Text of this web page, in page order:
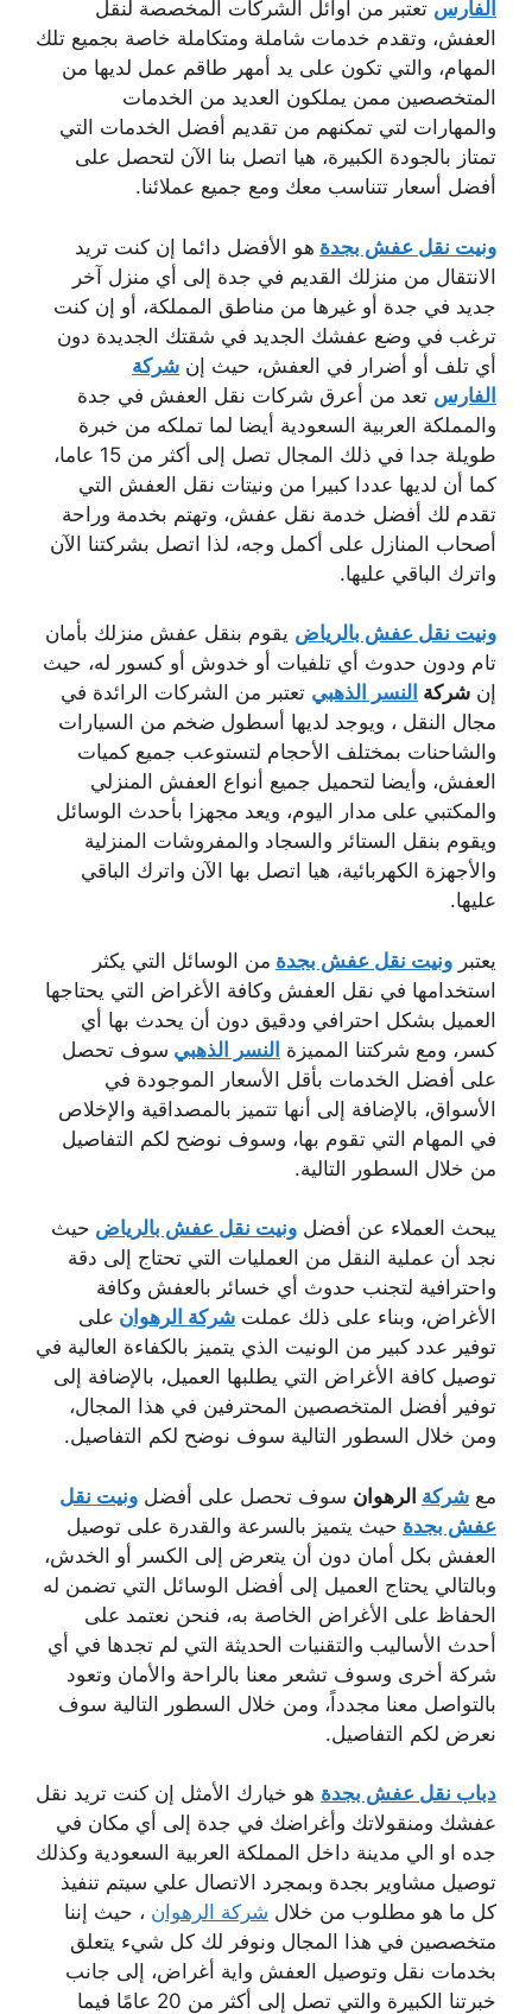
الفارس تعتبر من أوائل الشركات المخصصة لنقل
العفش، وتقدم خدمات شاملة ومتكاملة خاصة بجميع تلك
المهام، والتي تكون على يد أمهر طاقم عمل لديها من
المتخصصين ممن يملكون العديد من الخدمات
والمهارات لتي تمكنهم من تقديم أفضل الخدمات التي
تمتاز بالجودة الكبيرة، هيا اتصل بنا الآن لتحصل على
أفضل أسعار تتناسب معك ومع جميع عملائنا.
ونيت نقل عفش بجدة هو الأفضل دائما إن كنت تريد
الانتقال من منزلك القديم في جدة إلى أي منزل آخر
جديد في جدة أو غيرها من مناطق المملكة، أو إن كنت
ترغب في وضع عفشك الجديد في شقتك الجديدة دون
أي تلف أو أضرار في العفش، حيث إن شركة
الفارس تعد من أعرق شركات نقل العفش في جدة
والمملكة العربية السعودية أيضا لما تملكه من خبرة
طويلة جدا في ذلك المجال تصل إلى أكثر من 15 عاما،
كما أن لديها عددا كبيرا من ونيتات نقل العفش التي
تقدم لك أفضل خدمة نقل عفش، وتهتم بخدمة وراحة
أصحاب المنازل على أكمل وجه، لذا اتصل بشركتنا الآن
واترك الباقي عليها.
ونيت نقل عفش بالرياض يقوم بنقل عفش منزلك بأمان
تام ودون حدوث أي تلفيات أو خدوش أو كسور له، حيث
إن شركة النسر الذهبي تعتبر من الشركات الرائدة في
مجال النقل ، ويوجد لديها أسطول ضخم من السيارات
والشاحنات بمختلف الأحجام لتستوعب جميع كميات
العفش، وأيضا لتحميل جميع أنواع العفش المنزلي
والمكتبي على مدار اليوم، ويعد مجهزا بأحدث الوسائل
ويقوم بنقل الستائر والسجاد والمفروشات المنزلية
والأجهزة الكهربائية، هيا اتصل بها الآن واترك الباقي
عليها.
يعتبر ونيت نقل عفش بجدة من الوسائل التي يكثر
استخدامها في نقل العفش وكافة الأغراض التي يحتاجها
العميل بشكل احترافي ودقيق دون أن يحدث بها أي
كسر، ومع شركتنا المميزة النسر الذهبي سوف تحصل
على أفضل الخدمات بأقل الأسعار الموجودة في
الأسواق، بالإضافة إلى أنها تتميز بالمصداقية والإخلاص
في المهام التي تقوم بها، وسوف نوضح لكم التفاصيل
من خلال السطور التالية.
يبحث العملاء عن أفضل ونيت نقل عفش بالرياض حيث
نجد أن عملية النقل من العمليات التي تحتاج إلى دقة
واحترافية لتجنب حدوث أي خسائر بالعفش وكافة
الأغراض، وبناء على ذلك عملت شركة الرهوان على
توفير عدد كبير من الونيت الذي يتميز بالكفاءة العالية في
توصيل كافة الأغراض التي يطلبها العميل، بالإضافة إلى
توفير أفضل المتخصصين المحترفين في هذا المجال،
ومن خلال السطور التالية سوف نوضح لكم التفاصيل.
مع شركة الرهوان سوف تحصل على أفضل ونيت نقل
عفش بجدة حيث يتميز بالسرعة والقدرة على توصيل
العفش بكل أمان دون أن يتعرض إلى الكسر أو الخدش،
وبالتالي يحتاج العميل إلى أفضل الوسائل التي تضمن له
الحفاظ على الأغراض الخاصة به، فنحن نعتمد على
أحدث الأساليب والتقنيات الحديثة التي لم تجدها في أي
شركة أخرى وسوف تشعر معنا بالراحة والأمان وتعود
بالتواصل معنا مجدداً، ومن خلال السطور التالية سوف
نعرض لكم التفاصيل.
دباب نقل عفش بجدة هو خيارك الأمثل إن كنت تريد نقل
عفشك ومنقولاتك وأغراضك في جدة إلى أي مكان في
جده او الي مدينة داخل المملكة العربية السعودية وكذلك
توصيل مشاوير بجدة وبمجرد الاتصال علي سيتم تنفيذ
كل ما هو مطلوب من خلال شركة الرهوان ، حيث إننا
متخصصين في هذا المجال ونوفر لك كل شيء يتعلق
بخدمات نقل وتوصيل العفش واية أغراض، إلى جانب
خبرتنا الكبيرة والتي تصل إلى أكثر من 20 عامًا فيما